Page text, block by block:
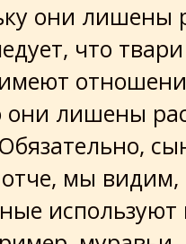
они лишены
что твари
они лишены
мы видим,
используют